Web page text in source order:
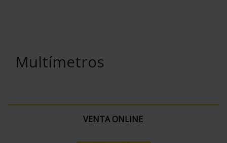
Multímetros
VENTA ONLINE